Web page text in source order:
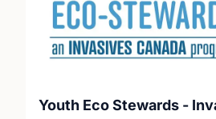
Youth Eco Stewards -